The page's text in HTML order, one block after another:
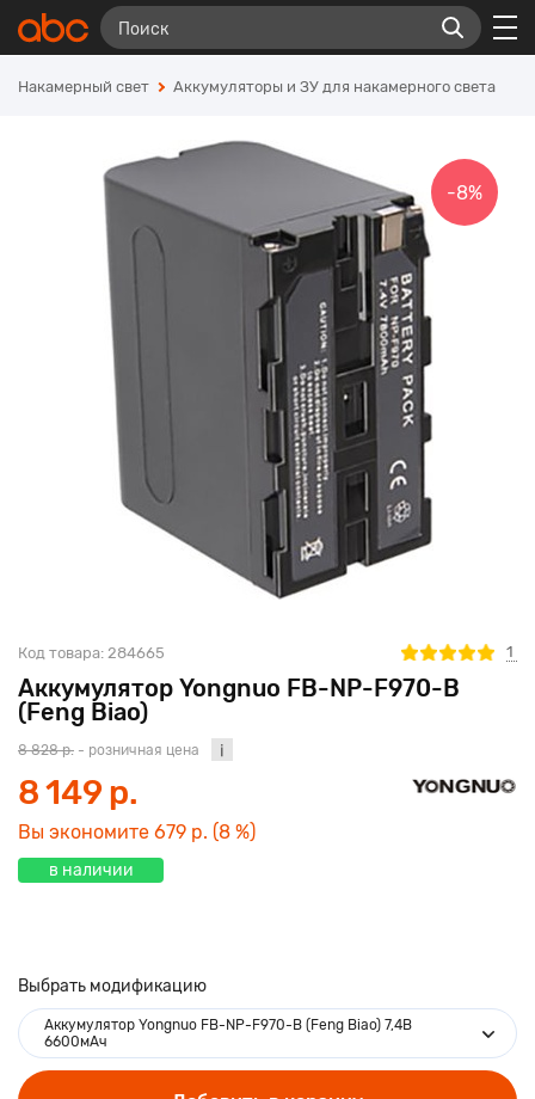
Накамерный свет Аккумуляторы и ЗУ для накамерного света
Аккумулятор Yongnuo FB-NP-F970-B
(Feng Biao)
Код товара: 284665 1
-8%
8 828 р. - розничная цена
8 149 р.
Вы экономите 679 р. (8 %)
в наличии
Выбрать модификацию
Аккумулятор Yongnuo FB-NP-F970-B (Feng Biao) 7,4В
6600мАч